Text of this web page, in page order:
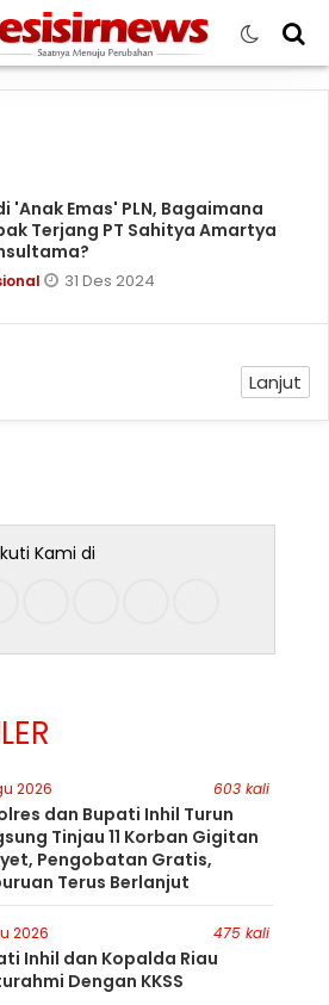
'Anak Emas' PLN, Bagaimana
Terjang PT Sahitya Amartya
31 Des 2024
Lanjut
Kami di
2026 603 kali
dan Bupati Inhil Turun
Tinjau 11 Korban Gigitan
Pengobatan Gratis,
Terus Berlanjut
2026 475 kali
Inhil dan Kopalda Riau
Dengan KKSS